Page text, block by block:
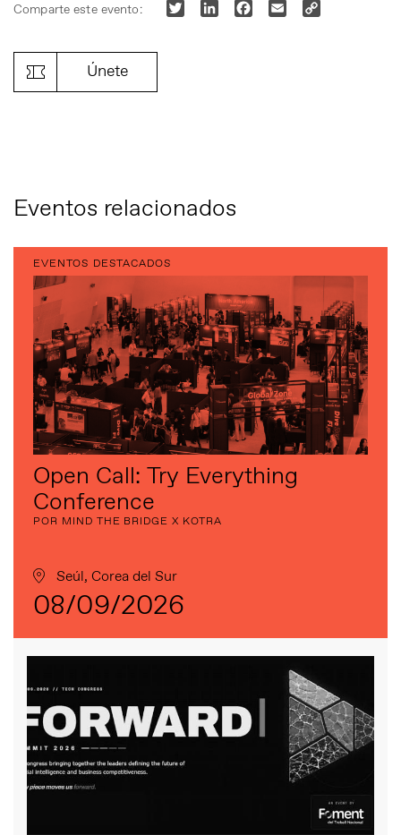
Comparte este evento: Twitter LinkedInFacebook
Email
Únete
Eventos relacionados
EVENTOS DESTACADOS
Open Call: Try Everything
Conference
POR MIND THE BRIDGE X KOTRA
Seúl, Corea del Sur
08/09/2026